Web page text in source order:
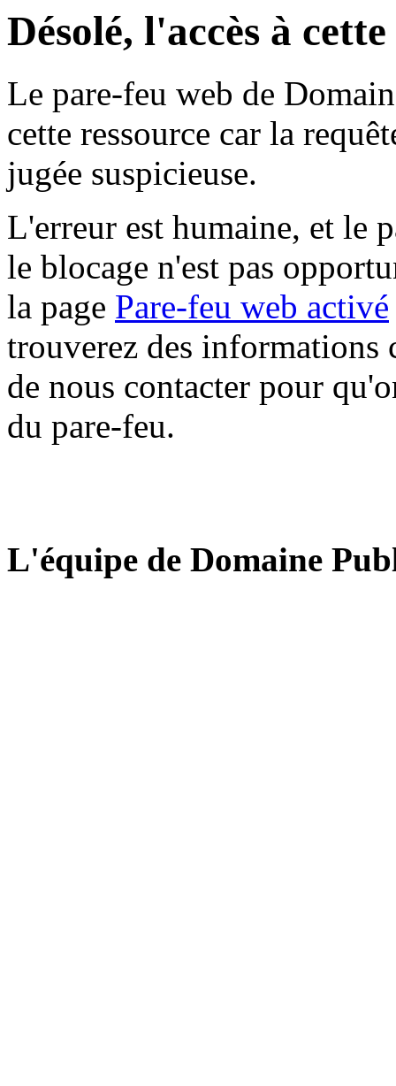
Désolé, l'accès à
Le pare-feu web de
cette ressource car la
jugée suspicieuse.
L'erreur est humaine, et le
le blocage n'est pas
la page Pare-feu web activé
trouverez des informations
de nous contacter pour
du pare-feu.
L'équipe de Domaine